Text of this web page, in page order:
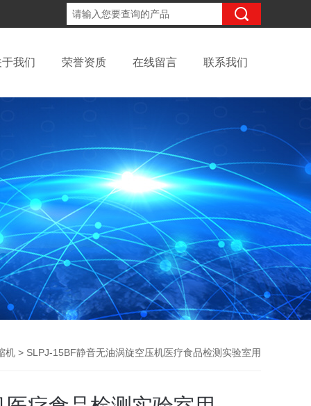
我们 荣誉资质 在线留言 联系我们
机 > SLPJ-15BF静音无油涡旋空压机医疗食品检测实验室用